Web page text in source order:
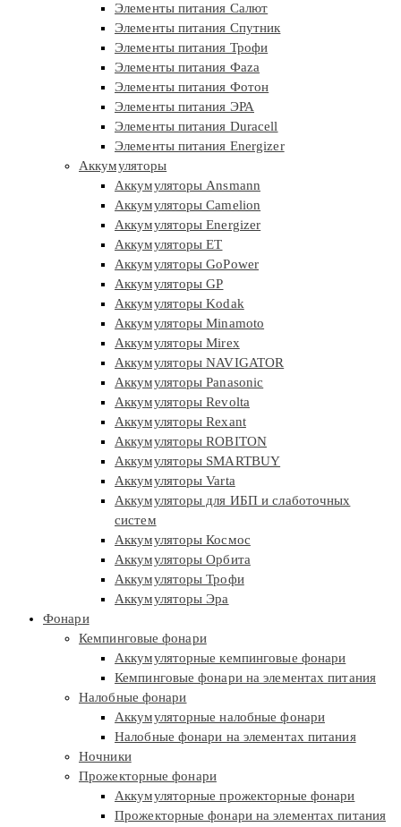
Элементы питания Салют
Элементы питания Спутник
Элементы питания Трофи
Элементы питания Фaza
Элементы питания Фотон
Элементы питания ЭРА
Элементы питания Duracell
Элементы питания Energizer
Аккумуляторы
Аккумуляторы Ansmann
Аккумуляторы Camelion
Аккумуляторы Energizer
Аккумуляторы ET
Аккумуляторы GoPower
Аккумуляторы GP
Аккумуляторы Kodak
Аккумуляторы Minamoto
Аккумуляторы Mirex
Аккумуляторы NAVIGATOR
Аккумуляторы Panasonic
Аккумуляторы Revolta
Аккумуляторы Rexant
Аккумуляторы ROBITON
Аккумуляторы SMARTBUY
Аккумуляторы Varta
Аккумуляторы для ИБП и слаботочных
систем
Аккумуляторы Космос
Аккумуляторы Орбита
Аккумуляторы Трофи
Аккумуляторы Эра
Фонари
Кемпинговые фонари
Аккумуляторные кемпинговые фонари
Кемпинговые фонари на элементах питания
Налобные фонари
Аккумуляторные налобные фонари
Налобные фонари на элементах питания
Ночники
Прожекторные фонари
Аккумуляторные прожекторные фонари
Прожекторные фонари на элементах питания